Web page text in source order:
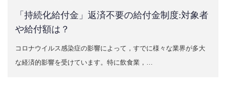
「持続化給付金」返済不要の給付金制度:対象者
や給付額は？
コロナウイルス感染症の影響によって，すでに様々な業界が多大
な経済的影響を受けています。特に飲食業，…